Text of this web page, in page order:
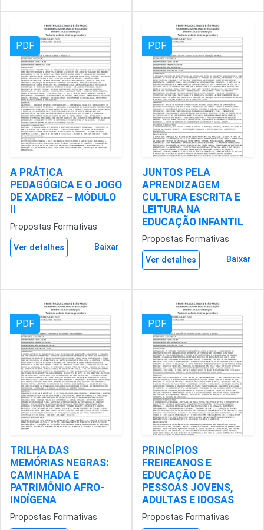
PDF
A PRÁTICA
PEDAGÓGICA E O JOGO
DE XADREZ – MÓDULO
Propostas Formativas
Ver detalhes Baixar
PDF
JUNTOS PELA
APRENDIZAGEM
CULTURA ESCRITA E
LEITURA NA
EDUCAÇÃO INFANTIL
Propostas Formativas
Ver detalhes Baixar
PDF
TRILHA DAS
MEMÓRIAS NEGRAS:
CAMINHADA E
PATRIMÔNIO AFRO-
INDÍGENA
Propostas Formativas
PDF
PRINCÍPIOS
FREIREANOS E
EDUCAÇÃO DE
PESSOAS JOVENS,
ADULTAS E IDOSAS
Propostas Formativas